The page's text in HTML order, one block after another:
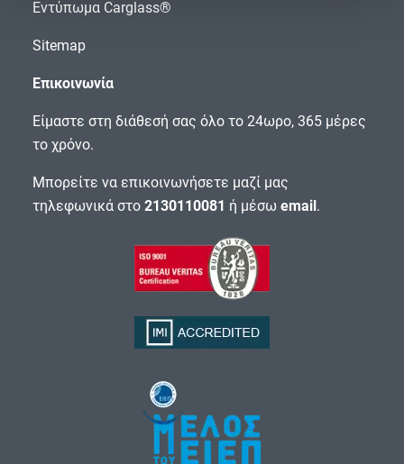
Εντύπωμα Carglass®
Sitemap
Επικοινωνία
Είμαστε στη διάθεσή σας όλο το 24ωρο, 365 μέρες
το χρόνο.
Μπορείτε να επικοινωνήσετε μαζί μας
τηλεφωνικά στο 2130110081 ή μέσω email.